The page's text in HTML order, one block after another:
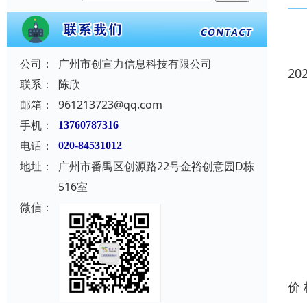
公司：
广州市创宣力信息科技有限公司
联系：
陈欣
邮箱：
961213723@qq.com
手机：
13760787316
电话： 020-84531012
地址：
广州市番禺区创源路22号金裕创意园D栋
516室
微信：
价